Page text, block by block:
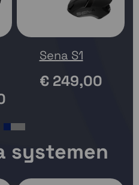
Sena S1
€ 249,00
1 23
systemen